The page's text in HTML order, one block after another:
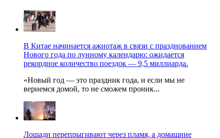
В Китае начинается ажиотаж в связи с празднованием
Нового года по лунному календарю: ожидается
рекордное количество поездок — 9,5 миллиарда.
«Новый год — это праздник года, и если мы не
вернемся домой, то не сможем проник...
Лошади перепрыгивают через пламя, а домашние